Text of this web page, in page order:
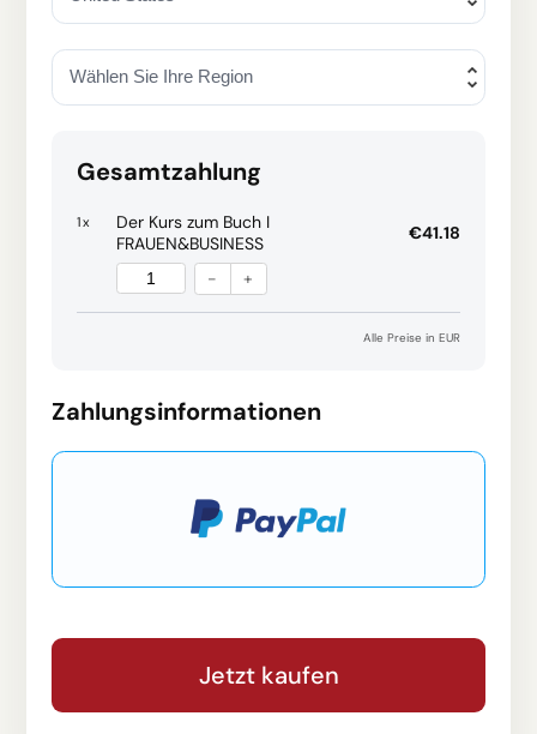
Gesamtzahlung
1x
Der Kurs zum Buch I
FRAUEN&BUSINESS
€41.18
- +
Alle Preise in EUR
Zahlungsinformationen
Jetzt kaufen